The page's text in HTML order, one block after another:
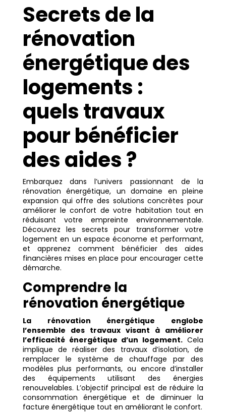
Secrets de la
rénovation
énergétique des
logements :
quels travaux
pour bénéficier
des aides ?
Embarquez dans l’univers passionnant de la
rénovation énergétique, un domaine en pleine
expansion qui offre des solutions concrètes pour
améliorer le confort de votre habitation tout en
réduisant votre empreinte environnementale.
Découvrez les secrets pour transformer votre
logement en un espace économe et performant,
et apprenez comment bénéficier des aides
financières mises en place pour encourager cette
démarche.
Comprendre la
rénovation énergétique
La rénovation énergétique englobe
l’ensemble des travaux visant à améliorer
l’efficacité énergétique d’un logement. Cela
implique de réaliser des travaux d’isolation, de
remplacer le système de chauffage par des
modèles plus performants, ou encore d’installer
des équipements utilisant des énergies
renouvelables. L’objectif principal est de réduire la
consommation énergétique et de diminuer la
facture énergétique tout en améliorant le confort.